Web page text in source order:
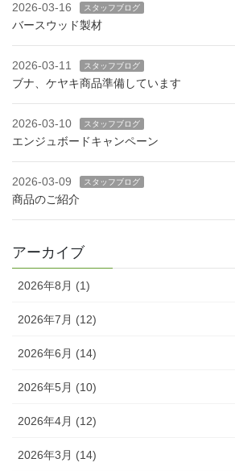
2026-03-16 スタッフブログ
バースウッド製材
2026-03-11 スタッフブログ
ブナ、ケヤキ商品準備しています
2026-03-10 スタッフブログ
エンジュボードキャンペーン
2026-03-09 スタッフブログ
商品のご紹介
アーカイブ
2026年8月 (1)
2026年7月 (12)
2026年6月 (14)
2026年5月 (10)
2026年4月 (12)
2026年3月 (14)